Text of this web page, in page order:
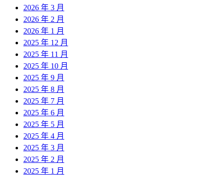
2026 年 3 月
2026 年 2 月
2026 年 1 月
2025 年 12 月
2025 年 11 月
2025 年 10 月
2025 年 9 月
2025 年 8 月
2025 年 7 月
2025 年 6 月
2025 年 5 月
2025 年 4 月
2025 年 3 月
2025 年 2 月
2025 年 1 月